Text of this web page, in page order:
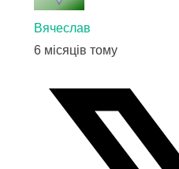
Вячеслав
6 місяців тому